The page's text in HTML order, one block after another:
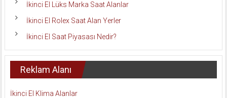
İkinci El Lüks Marka Saat Alanlar
İkinci El Rolex Saat Alan Yerler
İkinci El Saat Piyasası Nedir?
Reklam Alanı
İkinci El Klima Alanlar